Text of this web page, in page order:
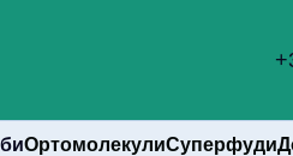
ОртомолекулиСуперфуди